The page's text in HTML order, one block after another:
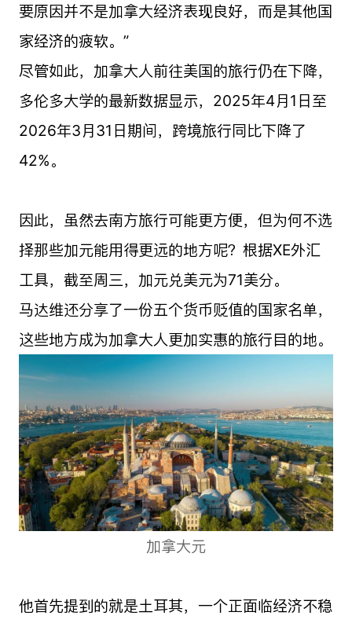
要原因并不是加拿大经济表现良好，而是其他国
家经济的疲软。”
尽管如此，加拿大人前往美国的旅行仍在下降，
多伦多大学的最新数据显示，2025年4月1日至
2026年3月31日期间，跨境旅行同比下降了
42%。
因此，虽然去南方旅行可能更方便，但为何不选
择那些加元能用得更远的地方呢？根据XE外汇
工具，截至周三，加元兑美元为71美分。
马达维还分享了一份五个货币贬值的国家名单，
这些地方成为加拿大人更加实惠的旅行目的地。
加拿大元
他首先提到的就是土耳其，一个正面临经济不稳